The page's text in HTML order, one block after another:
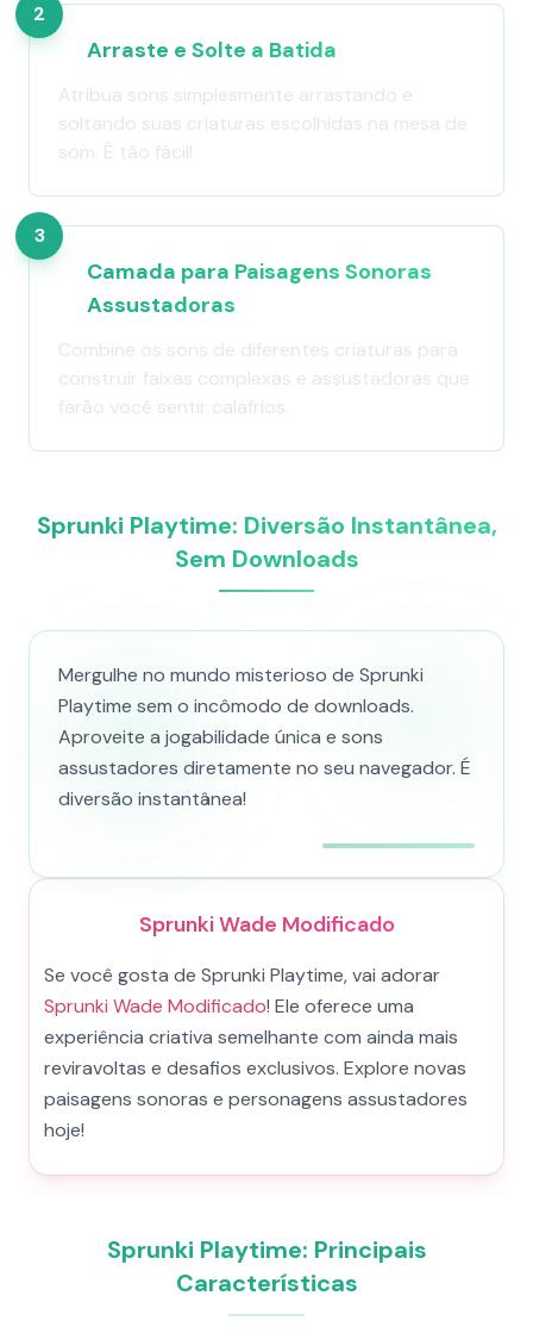
2
Arraste e Solte a Batida
Atribua sons simplesmente arrastando e
soltando suas criaturas escolhidas na mesa de
som. É tão fácil!
3
Camada para Paisagens Sonoras
Assustadoras
Combine os sons de diferentes criaturas para
construir faixas complexas e assustadoras que
farão você sentir calafrios.
Sprunki Playtime: Diversão Instantânea,
Sem Downloads
Mergulhe no mundo misterioso de Sprunki
Playtime sem o incômodo de downloads.
Aproveite a jogabilidade única e sons
assustadores diretamente no seu navegador. É
diversão instantânea!
Sprunki Wade Modificado
Se você gosta de Sprunki Playtime, vai adorar
Sprunki Wade Modificado! Ele oferece uma
experiência criativa semelhante com ainda mais
reviravoltas e desafios exclusivos. Explore novas
paisagens sonoras e personagens assustadores
hoje!
Sprunki Playtime: Principais
Características